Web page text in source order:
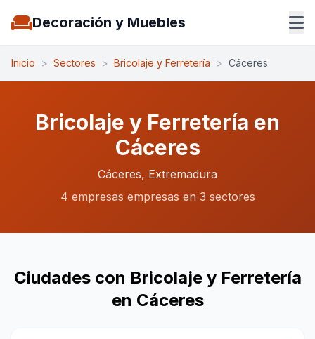
Decoración y Muebles
Inicio > Sectores > Bricolaje y Ferretería > Cáceres
Bricolaje y Ferretería en
Cáceres
Cáceres, Extremadura
4 empresas empresas en 3 sectores
Ciudades con Bricolaje y Ferretería
en Cáceres